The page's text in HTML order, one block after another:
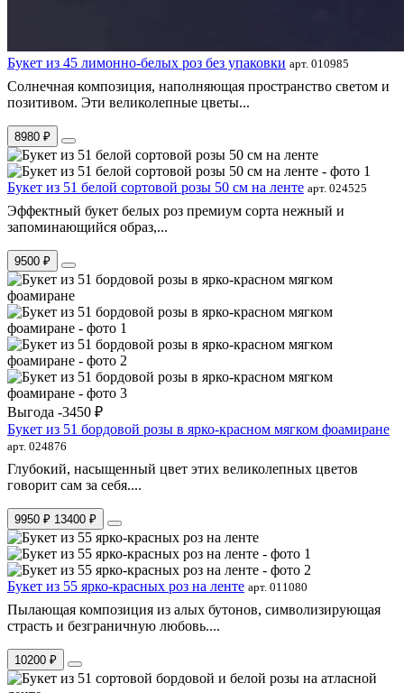
Букет из 45 лимонно-белых роз без упаковки арт. 010985
Солнечная композиция, наполняющая пространство светом и
позитивом. Эти великолепные цветы...
8980 ₽
Букет из 51 белой сортовой розы 50 см на ленте арт. 024525
Эффектный букет белых роз премиум сорта нежный и
запоминающийся образ,...
9500 ₽
Выгода -3450 ₽
Букет из 51 бордовой розы в ярко-красном мягком фоамиране
арт. 024876
Глубокий, насыщенный цвет этих великолепных цветов
говорит сам за себя....
9950 ₽ 13400 ₽
Букет из 55 ярко-красных роз на ленте арт. 011080
Пылающая композиция из алых бутонов, символизирующая
страсть и безграничную любовь....
10200 ₽